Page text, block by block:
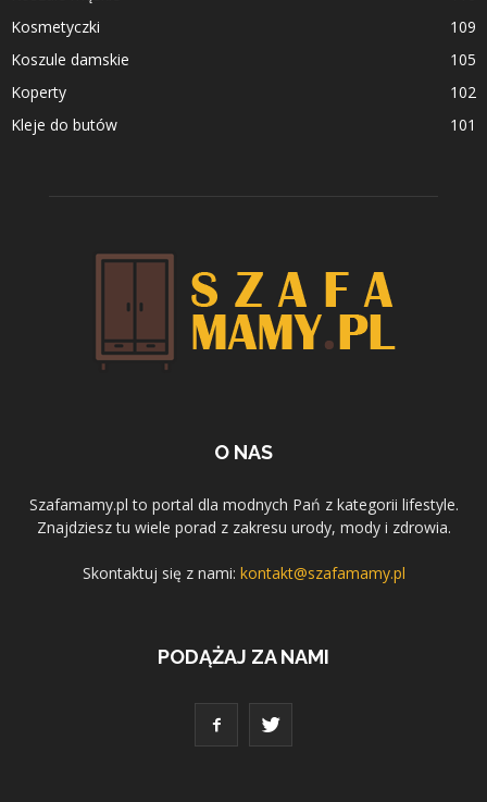
Kosmetyczki
109
Koszule damskie
105
Koperty
102
Kleje do butów
101
O NAS
Szafamamy.pl to portal dla modnych Pań z kategorii lifestyle.
Znajdziesz tu wiele porad z zakresu urody, mody i zdrowia.
Skontaktuj się z nami: kontakt@szafamamy.pl
PODĄŻAJ ZA NAMI